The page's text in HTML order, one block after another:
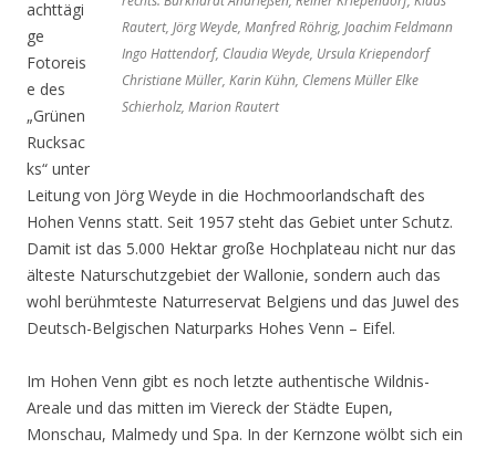
Rautert, Jörg Weyde, Manfred Röhrig, Joachim Feldmann
Ingo Hattendorf, Claudia Weyde, Ursula Kriependorf
Christiane Müller, Karin Kühn, Clemens Müller Elke
Schierholz, Marion Rautert
achttägi
ge
Fotoreis
e des
„Grünen
Rucksac
ks“ unter
Leitung von Jörg Weyde in die Hochmoorlandschaft des
Hohen Venns statt. Seit 1957 steht das Gebiet unter Schutz.
Damit ist das 5.000 Hektar große Hochplateau nicht nur das
älteste Naturschutzgebiet der Wallonie, sondern auch das
wohl berühmteste Naturreservat Belgiens und das Juwel des
Deutsch-Belgischen Naturparks Hohes Venn – Eifel.
Im Hohen Venn gibt es noch letzte authentische Wildnis-
Areale und das mitten im Viereck der Städte Eupen,
Monschau, Malmedy und Spa. In der Kernzone wölbt sich ein